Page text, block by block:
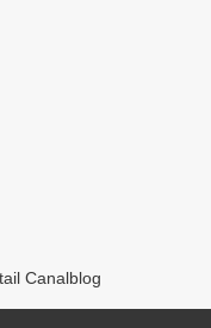
Canalblog